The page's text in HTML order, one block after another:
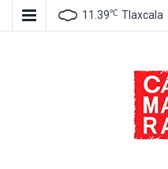
11.39℃ Tlaxcala